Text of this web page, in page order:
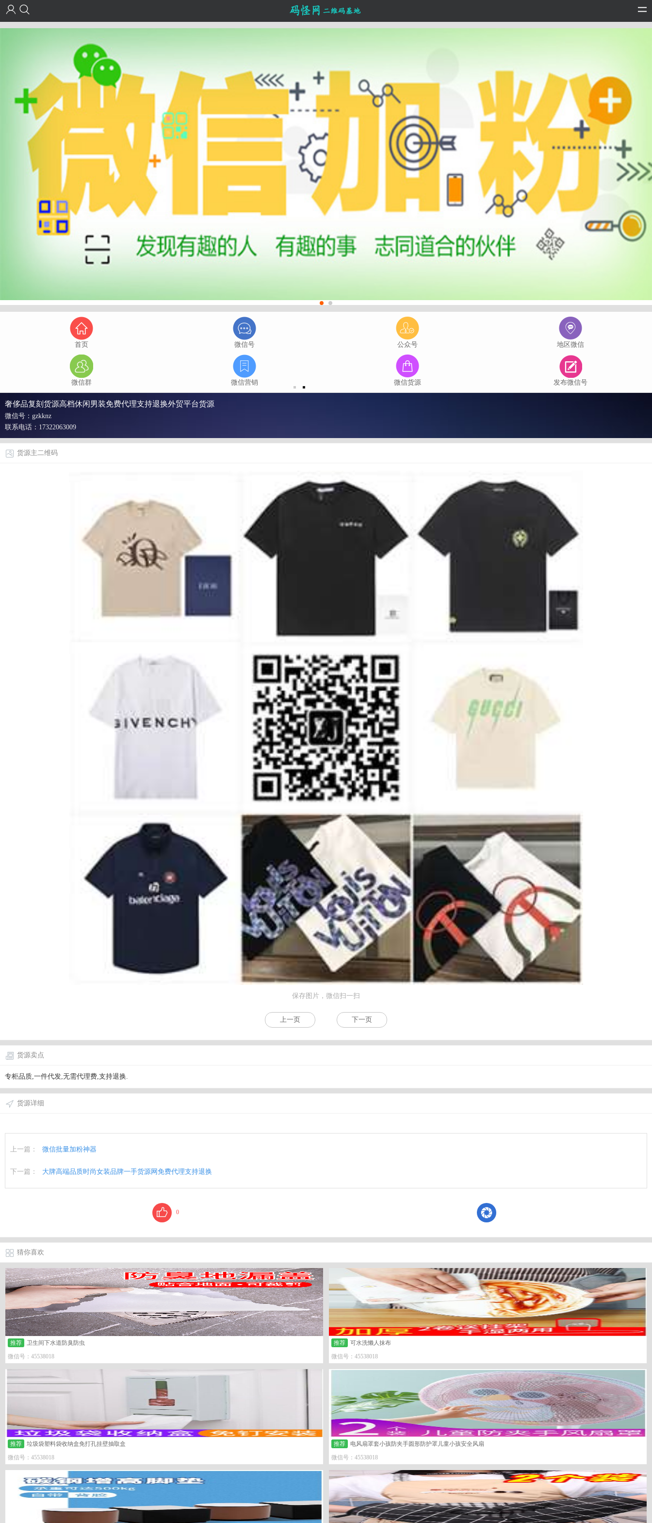
首页 微信号 公众号 地区微信
微信群 微信营销 微信货源 发布微信号
奢侈品复刻货源高档休闲男装免费代理支持退换外贸平台货源
微信号：gzkknz
联系电话：17322063009
货源主二维码
保存图片，微信扫一扫
上一页 下一页
货源卖点
专柜品质,一件代发,无需代理费,支持退换.
货源详细
上一篇： 微信批量加粉神器
下一篇： 大牌高端品质时尚女装品牌一手货源网免费代理支持退换
0
猜你喜欢
推荐
卫生间下水道防臭防虫
微信号：45538018
推荐
可水洗懒人抹布
微信号：45538018
推荐
垃圾袋塑料袋收纳盒免打孔挂壁抽取盒
微信号：45538018
推荐
电风扇罩套小孩防夹手圆形防护罩儿童小孩安全风扇
微信号：45538018